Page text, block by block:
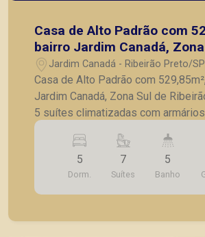
Casa de Alto Padrão com
bairro Jardim Canadá,
Ribeirão Preto/SP;
Jardim Canadá - Ribeirão Preto/SP
Casa de Alto Padrão com
Jardim Canadá, Zona Sul de
5 suítes climatizadas com
social; - Sala para 2 ambientes; -
Cozinha completa em armários; -
gourmet com forno a lenha e
de serviço; - Piscina com um
diferenciado; - Jardim; - Dependências de
5
Dorm.
7
Suítes
5
Banho